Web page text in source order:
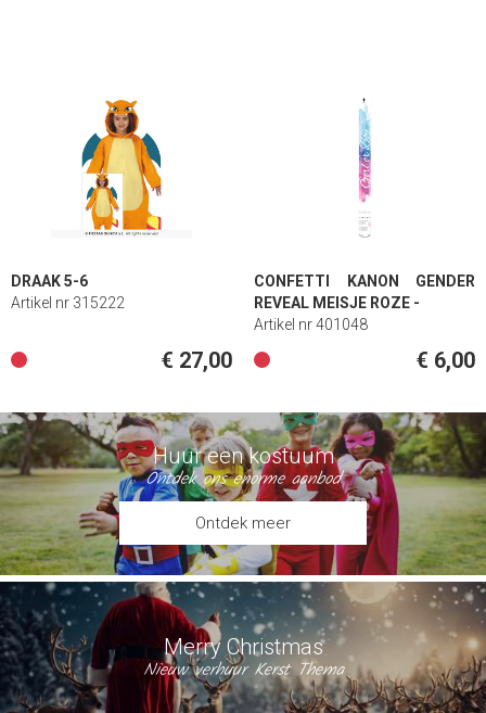
DRAAK 5-6
Artikel nr 315222
€ 27,00
CONFETTI KANON GENDER
REVEAL MEISJE ROZE -
Artikel nr 401048
€ 6,00
Huur een kostuum
Ontdek ons enorme aanbod
Ontdek meer
Merry Christmas
Nieuw verhuur Kerst Thema